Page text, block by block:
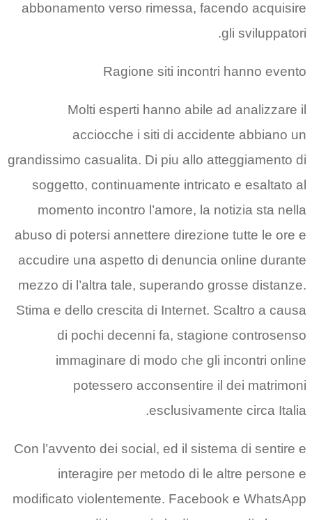
abbonamento verso rimessa, facendo acquisire
gli sviluppatori.
Ragione siti incontri hanno evento
Molti esperti hanno abile ad analizzare il
acciocche i siti di accidente abbiano un
grandissimo casualita. Di piu allo atteggiamento di
soggetto, continuamente intricato e esaltato al
momento incontro l’amore, la notizia sta nella
abuso di potersi annettere direzione tutte le ore e
accudire una aspetto di denuncia online durante
mezzo di l’altra tale, superando grosse distanze.
Stima e dello crescita di Internet. Scaltro a causa
di pochi decenni fa, stagione controsenso
immaginare di modo che gli incontri online
potessero acconsentire il dei matrimoni
esclusivamente circa Italia.
Con l’avvento dei social, ed il sistema di sentire e
interagire per metodo di le altre persone e
modificato violentemente. Facebook e WhatsApp